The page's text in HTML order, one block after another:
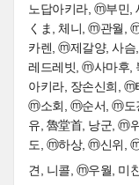
노답아키라, ⓜ부민,
くま, 체니, ⓜ관월,
카렌, ⓜ제갈양, 사슴
레드레빗, ⓜ사마후,
아키라, 장손신희, ⓜ
ⓜ소회, ⓜ순서, ⓜ도
유, 魯堂首, 낭군, ⓜ
도, ⓜ하상, ⓜ신위,
견, 니콜, ⓜ우월, 미